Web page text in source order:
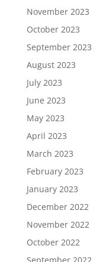
November 2023
October 2023
September 2023
August 2023
July 2023
June 2023
May 2023
April 2023
March 2023
February 2023
January 2023
December 2022
November 2022
October 2022
September 2022